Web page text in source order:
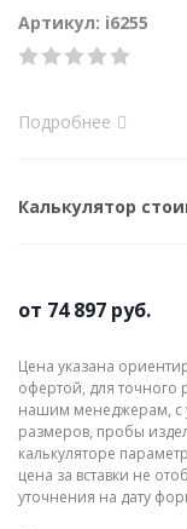
Артикул: i6255
Подробнее
Калькулятор
от 74 897 руб.
Цена указана
офертой, для точного
нашим менеджерам, с
размеров, пробы
калькуляторе
цена за вставки не
уточнения на дату